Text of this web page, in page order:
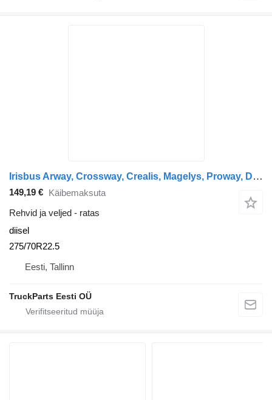
Irisbus Arway, Crossway, Crealis, Magelys, Proway, Daily Tourys (2006-) Sava CROSSWAY (01.06-)
149,19 € Käibemaksuta
Rehvid ja veljed - ratas
diisel
275/70R22.5
Eesti, Tallinn
TruckParts Eesti OÜ